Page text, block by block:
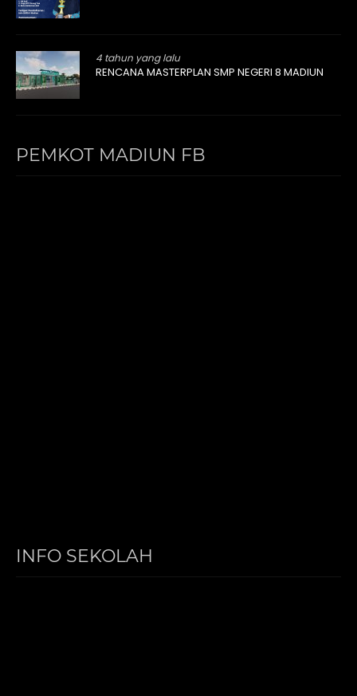
4 tahun yang lalu
RENCANA MASTERPLAN SMP NEGERI 8 MADIUN
PEMKOT MADIUN FB
INFO SEKOLAH